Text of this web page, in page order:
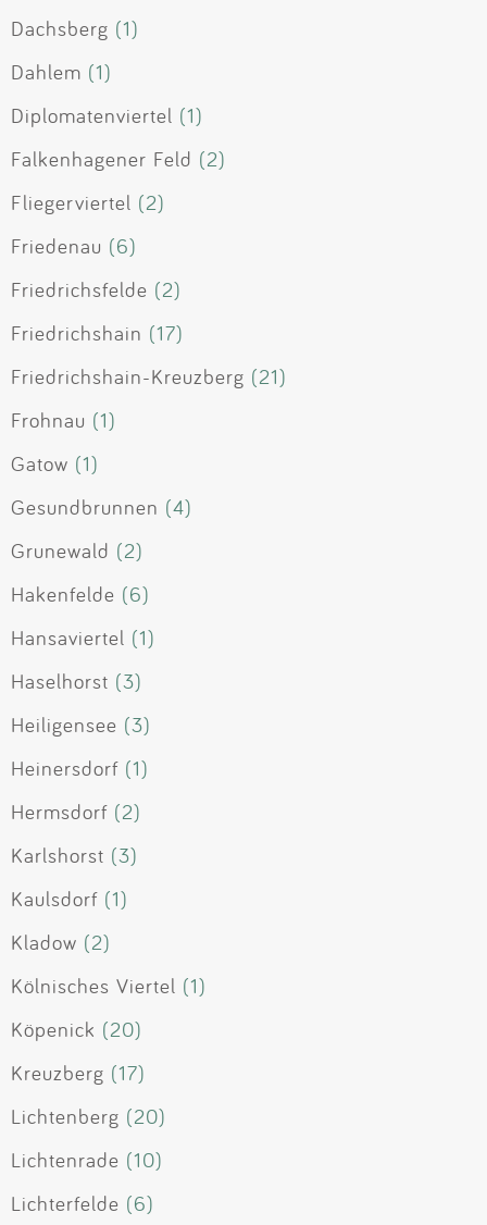
Dachsberg (1)
Dahlem (1)
Diplomatenviertel (1)
Falkenhagener Feld (2)
Fliegerviertel (2)
Friedenau (6)
Friedrichsfelde (2)
Friedrichshain (17)
Friedrichshain-Kreuzberg (21)
Frohnau (1)
Gatow (1)
Gesundbrunnen (4)
Grunewald (2)
Hakenfelde (6)
Hansaviertel (1)
Haselhorst (3)
Heiligensee (3)
Heinersdorf (1)
Hermsdorf (2)
Karlshorst (3)
Kaulsdorf (1)
Kladow (2)
Kölnisches Viertel (1)
Köpenick (20)
Kreuzberg (17)
Lichtenberg (20)
Lichtenrade (10)
Lichterfelde (6)